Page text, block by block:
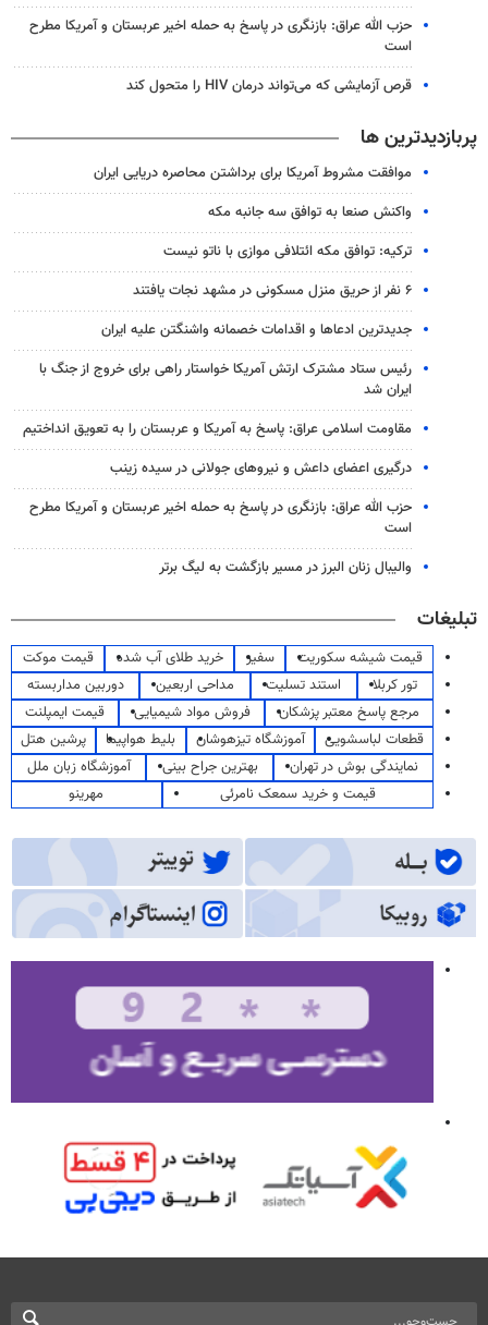
حزب الله عراق: بازنگری در پاسخ به حمله اخیر عربستان و آمریکا مطرح
است
قرص آزمایشی که می‌تواند درمان HIV را متحول کند
پربازدیدترین ها
موافقت مشروط آمریکا برای برداشتن محاصره دریایی ایران
واکنش صنعا به توافق سه جانبه مکه
ترکیه: توافق مکه ائتلافی موازی با ناتو نیست
۶ نفر از حریق منزل مسکونی در مشهد نجات یافتند
جدیدترین ادعاها و اقدامات خصمانه واشنگتن علیه ایران
رئیس ستاد مشترک ارتش آمریکا خواستار راهی برای خروج از جنگ با
ایران شد
مقاومت اسلامی عراق: پاسخ به آمریکا و عربستان را به تعویق انداختیم
درگیری اعضای داعش و نیروهای جولانی در سیده زینب
حزب الله عراق: بازنگری در پاسخ به حمله اخیر عربستان و آمریکا مطرح
است
والیبال زنان البرز در مسیر بازگشت به لیگ برتر
تبلیغات
قیمت شیشه سکوریت سفیر خرید طلای آب شده
قیمت موکت
تور کربلا
استند تسلیت مداحی اربعین
دوربین مداربسته
مرجع پاسخ معتبر پزشکان
فروش مواد شیمیایی
قیمت ایمپلنت
قطعات لباسشویی
آموزشگاه تیزهوشان بلیط هواپیما
پرشین هتل
نمایندگی بوش در تهران
بهترین جراح بینی
آموزشگاه زبان ملل
قیمت و خرید سمعک نامرئی
مهرینو